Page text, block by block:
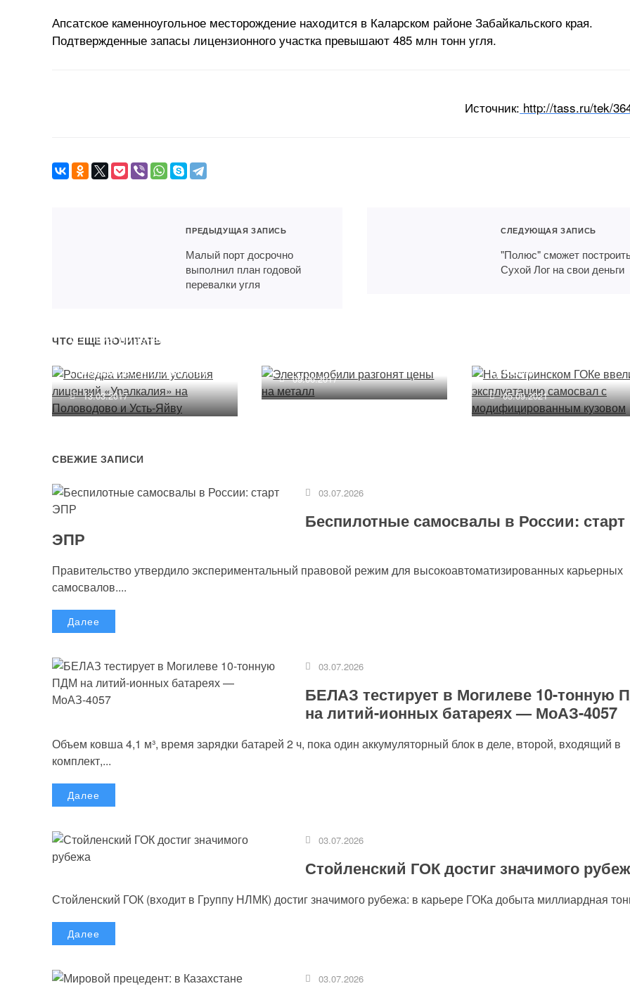
Апсатское каменноугольное месторождение находится в Каларском районе Забайкальского края.
Подтвержденные запасы лицензионного участка превышают 485 млн тонн угля.
Источник: http://tass.ru/tek/
ПРЕДЫДУЩАЯ ЗАПИСЬ
Малый порт досрочно
выполнил план годовой
перевалки угля
СЛЕДУЮЩАЯ ЗАПИСЬ
"Полюс" сможет
Сухой Лог на свои деньги
ЧТО ЕЩЕ ПОЧИТАТЬ
условия лицензий
Половодово и Усть-Яйву
13.03.2017
09.06.2017
кузовом
05.09.2021
СВЕЖИЕ ЗАПИСИ
03.07.2026
Беспилотные самосвалы в России: старт
ЭПР
Правительство утвердило экспериментальный правовой режим для высокоавтоматизированных карьерных
самосвалов....
Далее
03.07.2026
БЕЛАЗ тестирует в Могилеве 10-тонную
на литий-ионных батареях — МоАЗ-4057
Объем ковша 4,1 м³, время зарядки батарей 2 ч, пока один аккумуляторный блок в деле, второй, входящий в
комплект,...
Далее
03.07.2026
Стойленский ГОК достиг значимого
Стойленский ГОК (входит в Группу НЛМК) достиг значимого рубежа: в карьере ГОКа добыта миллиардная
Далее
03.07.2026